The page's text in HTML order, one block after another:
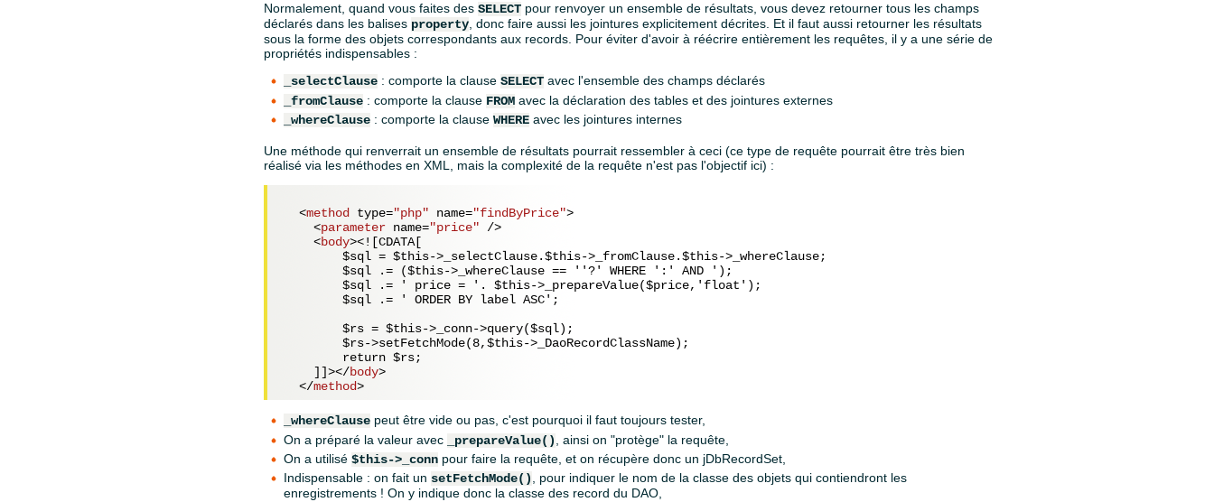
Normalement, quand vous faites desSELECT pour renvoyer un ensemble de résultats, vous devez retourner tous les champs
déclarés dans les balises property, donc faire aussi les jointures explicitement décrites. Et il faut aussi retourner les résultats
sous la forme des objets correspondants aux records. Pour éviter d'avoir à réécrire entièrement les requêtes, il y a une série de
propriétés indispensables :
_selectClause: comporte la clause SELECTavec l'ensemble des champs déclarés
_fromClause: comporte la clause FROMavec la déclaration des tables et des jointures externes
_whereClause: comporte la clause WHEREavec les jointures internes
Une méthode qui renverrait un ensemble de résultats pourrait ressembler à ceci (ce type de requête pourrait être très bien
réalisé via les méthodes en XML, mais la complexité de la requête n'est pas l'objectif ici) :
<method type="php" name="findByPrice">
<parameter name="price" />
<body><![CDATA[
        $sql = $this->_selectClause.$this->_fromClause.$this->_whereClause;
        $sql .= ($this->_whereClause == ''?' WHERE ':' AND ');
        $sql .= ' price = '. $this->_prepareValue($price,'float');
        $sql .= ' ORDER BY label ASC';
        $rs = $this->_conn->query($sql);
        $rs->setFetchMode(8,$this->_DaoRecordClassName);
        return $rs;
    ]]>
</body>
</method>
_whereClausepeut être vide ou pas, c'est pourquoi il faut toujours tester,
On a préparé la valeur avec
_prepareValue() , ainsi on "protège" la requête,
On a utilisé $this->_connpour faire la requête, et on récupère donc un jDbRecordSet,
Indispensable : on fait un setFetchMode() , pour indiquer le nom de la classe des objets qui contiendront les
enregistrements ! On y indique donc la classe des record du DAO,